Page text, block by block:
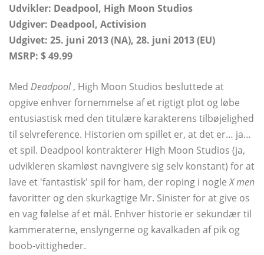
Udvikler: Deadpool, High Moon Studios
Udgiver: Deadpool, Activision
Udgivet: 25. juni 2013 (NA), 28. juni 2013 (EU)
MSRP: $ 49.99
Med Deadpool, High Moon Studios besluttede at
opgive enhver fornemmelse af et rigtigt plot og løbe
entusiastisk med den titulære karakterens tilbøjelighed
til selvreference. Historien om spillet er, at det er… ja…
et spil. Deadpool kontrakterer High Moon Studios (ja,
udvikleren skamløst navngivere sig selv konstant) for at
lave et 'fantastisk' spil for ham, der roping i nogleX men
favoritter og den skurkagtige Mr. Sinister for at give os
en vag følelse af et mål. Enhver historie er sekundær til
kammeraterne, enslyngerne og kavalkaden af ​​pik og
boob-vittigheder.